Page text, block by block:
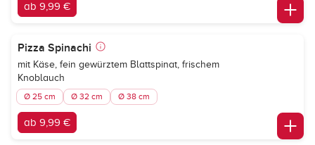
ab 9,99 €
Pizza Spinachi
mit Käse, fein gewürztem Blattspinat, frischem
Knoblauch
Ø 25 cm Ø 32 cm Ø 38 cm
ab 9,99 €